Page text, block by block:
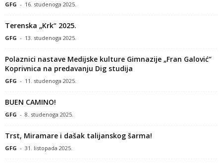
GFG - 16. studenoga 2025.
Terenska „Krk“ 2025.
GFG - 13. studenoga 2025.
Polaznici nastave Medijske kulture Gimnazije „Fran Galović“
Koprivnica na predavanju Dig studija
GFG - 11. studenoga 2025.
BUEN CAMINO!
GFG - 8. studenoga 2025.
Trst, Miramare i dašak talijanskog šarma!
GFG - 31. listopada 2025.